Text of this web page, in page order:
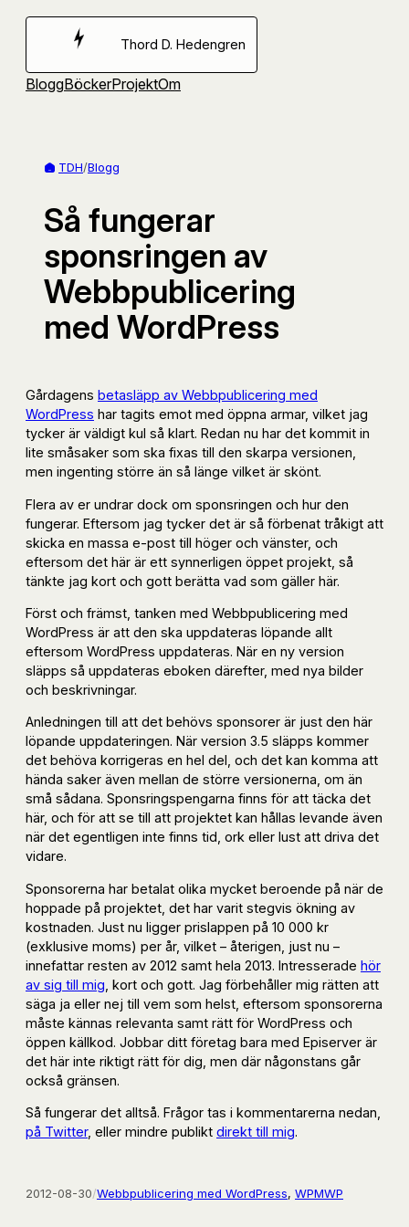
Hoppa
Thord D. Hedengren
BloggBöckerProjektOm
TDH/Blogg
Så fungerar
sponsringen av
Webbpublicering
med WordPress
Gårdagens betasläpp av Webbpublicering med
WordPress har tagits emot med öppna armar, vilket jag
tycker är väldigt kul så klart. Redan nu har det kommit in
lite småsaker som ska fixas till den skarpa versionen,
men ingenting större än så länge vilket är skönt.
Flera av er undrar dock om sponsringen och hur den
fungerar. Eftersom jag tycker det är så förbenat tråkigt att
skicka en massa e-post till höger och vänster, och
eftersom det här är ett synnerligen öppet projekt, så
tänkte jag kort och gott berätta vad som gäller här.
Först och främst, tanken med Webbpublicering med
WordPress är att den ska uppdateras löpande allt
eftersom WordPress uppdateras. När en ny version
släpps så uppdateras eboken därefter, med nya bilder
och beskrivningar.
Anledningen till att det behövs sponsorer är just den här
löpande uppdateringen. När version 3.5 släpps kommer
det behöva korrigeras en hel del, och det kan komma att
hända saker även mellan de större versionerna, om än
små sådana. Sponsringspengarna finns för att täcka det
här, och för att se till att projektet kan hållas levande även
när det egentligen inte finns tid, ork eller lust att driva det
vidare.
Sponsorerna har betalat olika mycket beroende på när de
hoppade på projektet, det har varit stegvis ökning av
kostnaden. Just nu ligger prislappen på 10 000 kr
(exklusive moms) per år, vilket – återigen, just nu –
innefattar resten av 2012 samt hela 2013. Intresserade hör
av sig till mig , kort och gott. Jag förbehåller mig rätten att
säga ja eller nej till vem som helst, eftersom sponsorerna
måste kännas relevanta samt rätt för WordPress och
öppen källkod. Jobbar ditt företag bara med Episerver är
det här inte riktigt rätt för dig, men där någonstans går
också gränsen.
Så fungerar det alltså. Frågor tas i kommentarerna nedan,
på Twitter, eller mindre publikt direkt till mig.
2012-08-30/Webbpublicering med WordPress, WPMWP